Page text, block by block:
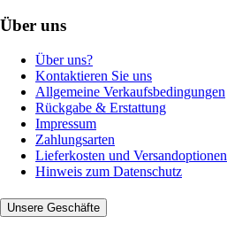
Über uns
Über uns?
Kontaktieren Sie uns
Allgemeine Verkaufsbedingungen
Rückgabe & Erstattung
Impressum
Zahlungsarten
Lieferkosten und Versandoptionen
Hinweis zum Datenschutz
Unsere Geschäfte